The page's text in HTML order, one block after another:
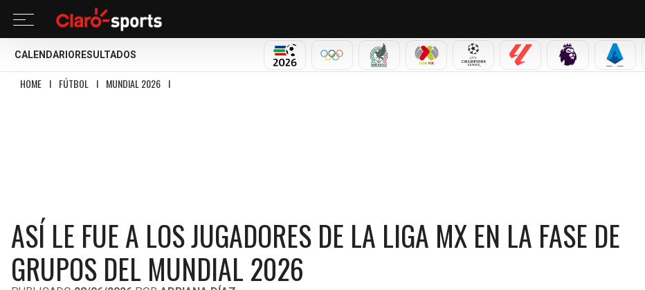
CALENDARIO RESULTADOS
MUNDIAL 2026OLÍMPICOSSELECCIÓN MEXICANA
LIGA MX CHAMPIONS LEAGUE
LALIGA PREMIER LEAGUE
SERIE A
HOME I FÚTBOL I MUNDIAL 2026 I
ASÍ LE FUE A LOS JUGADORES DE LA LIGA MX EN LA FASE DE
GRUPOS DEL MUNDIAL 2026